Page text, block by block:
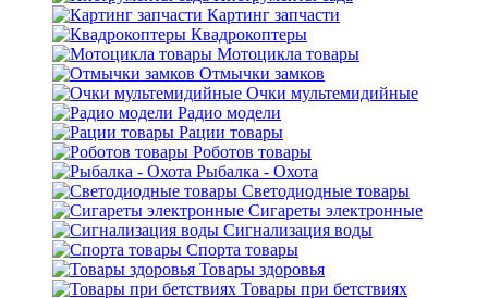
Картинг запчасти
Квадрокоптеры
Мотоцикла товары
Отмычки замков
Очки мультемидийные
Радио модели
Рации товары
Роботов товары
Рыбалка - Охота
Светодиодные товары
Сигареты электронные
Сигнализация воды
Спорта товары
Товары здоровья
Товары при бетствиях